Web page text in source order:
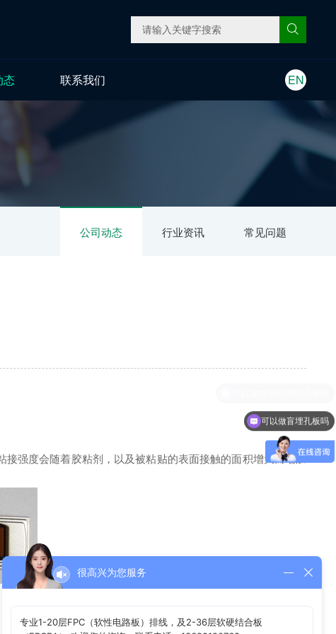
态 联系我们 EN
公司动态 行业资讯 常见问题
接强度会随着胶粘剂，以及被粘贴的表面接触的面积增大而增加
可以做盲埋孔板吗
很高兴为您服务